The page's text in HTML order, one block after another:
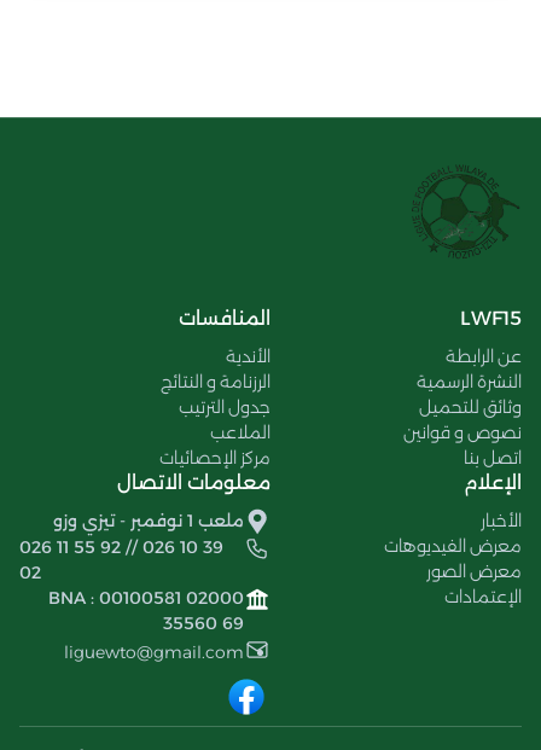
LWF15
عن الرابطة
النشرة الرسمية
وثائق للتحميل
نصوص و قوانين
اتصل بنا
المنافسات
الأندية
الرزنامة و النتائج
جدول الترتيب
الملاعب
مركز الإحصائيات
الإعلام
الأخبار
معرض الفيديوهات
معرض الصور
الإعتمادات
معلومات الاتصال
ملعب 1 نوفمبر - تيزي وزو
026 11 55 92 // 026 10 39
02
BNA : 00100581 02000
35560 69
liguewto@gmail.com